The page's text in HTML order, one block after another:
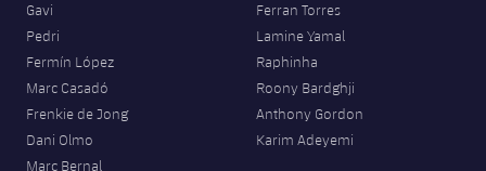
VALORANT Game Changers
eFootball
Gavi
Pedri
Fermín López
Marc Casadó
Frenkie de Jong
Dani Olmo
Marc Bernal
Ferran Torres
Lamine Yamal
Raphinha
Roony Bardghji
Anthony Gordon
Karim Adeyemi